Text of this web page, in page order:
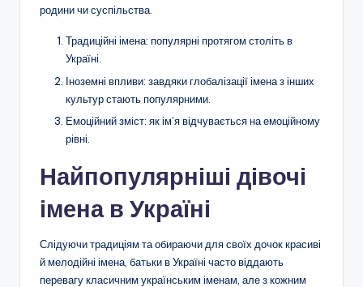
родини чи суспільства.
Традиційні імена: популярні протягом століть в
Україні.
Іноземні впливи: завдяки глобалізації імена з інших
культур стають популярними.
Емоційний зміст: як ім’я відчувається на емоційному
рівні.
Найпопулярніші дівочі
імена в Україні
Слідуючи традиціям та обираючи для своїх дочок красиві
й мелодійні імена, батьки в Україні часто віддають
перевагу класичним українським іменам, але з кожним